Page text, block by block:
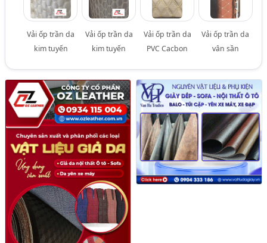
Vải ốp trần da
kim tuyến
Vải ốp trần da
kim tuyến
Vải ốp trần da
PVC Cacbon
Vải ốp trần da
vân sần